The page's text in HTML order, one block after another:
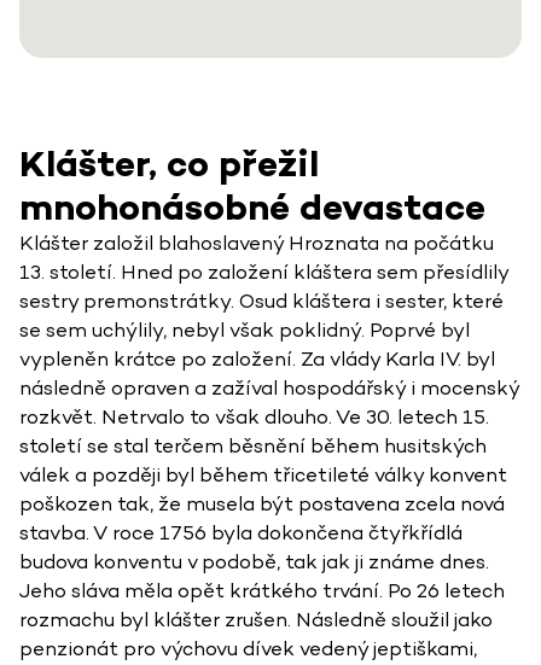
Klášter, co přežil
mnohonásobné devastace
Klášter založil blahoslavený Hroznata na počátku
13. století. Hned po založení kláštera sem přesídlily
sestry premonstrátky. Osud kláštera i sester, které
se sem uchýlily, nebyl však poklidný. Poprvé byl
vypleněn krátce po založení. Za vlády Karla IV. byl
následně opraven a zažíval hospodářský i mocenský
rozkvět. Netrvalo to však dlouho. Ve 30. letech 15.
století se stal terčem běsnění během husitských
válek a později byl během třicetileté války konvent
poškozen tak, že musela být postavena zcela nová
stavba. V roce 1756 byla dokončena čtyřkřídlá
budova konventu v podobě, tak jak ji známe dnes.
Jeho sláva měla opět krátkého trvání. Po 26 letech
rozmachu byl klášter zrušen. Následně sloužil jako
penzionát pro výchovu dívek vedený jeptiškami,